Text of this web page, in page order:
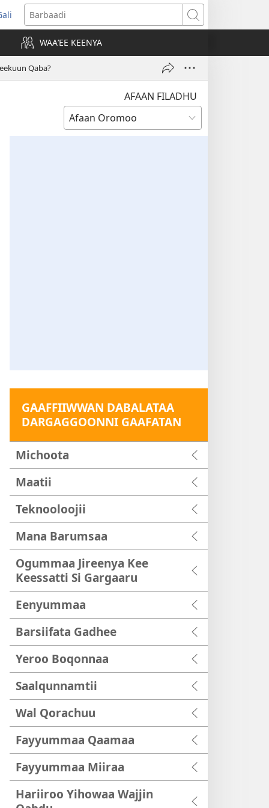
Barbaadi
WAAʼEE KEENYA
Qaba?
AFAAN FILADHU
GAAFFIIWWAN DABALATAA
DARGAGGOONNI GAAFATAN
Michoota
Maatii
Teknooloojii
Mana Barumsaa
Ogummaa Jireenya Kee
Keessatti Si Gargaaru
Eenyummaa
Barsiifata Gadhee
Yeroo Boqonnaa
Saalqunnamtii
Wal Qorachuu
Fayyummaa Qaamaa
Fayyummaa Miiraa
Hariiroo Yihowaa Wajjin